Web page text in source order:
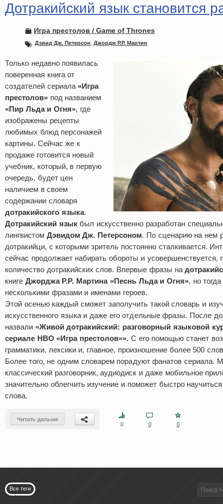
Дотракийский язык становится
Игра престолов / Game of Thrones
Дэвид Дж. Петерсон Джордж Р.Р. Мартин
Только недавно появилась
поверенная книга от
создателей сериала«Игра
престолов» под названием
«Пир Льда и Огня», где
изображены рецепты
любимых блюд персонажей
картины. Сейчас же к
продаже готовится новый
учебник, который, в первую
очередь, будет цен
наличием в своем
содержании словаря
дотракийского языка.
Дотракийский языкбыл искусственно разработан
лингвистом Дэвидом Дж. Петерсоном. По сценарию на нем
дотракийци, с которыми зритель постоянно сталкивается.
сейчас продолжает набирать обороты и усовершенствуется,
количество дотракийских слов. Впервые фразы на
книге Джорджа Р.Р. Мартина «Песнь Льда и Огня», но
несколькими фразами и именами героев.
Этой осенью каждый сможет заполучить такой словарь и
искусственного языка и даже его отдельные фразы. После
назвали «Живой дотракийский: разговорный языковой
сериале HBO «Игра престолов»». С его помощью станет
грамматики, лексики и, главное, произношение более 500
Более того, не одним словарем порадуют фанатов сериала.
классический разговорник, аудиодиск и даже мобильное
значительно облегчить изучение и поможет быстро
слова.
Читать дальше
0
0 0
Все теги